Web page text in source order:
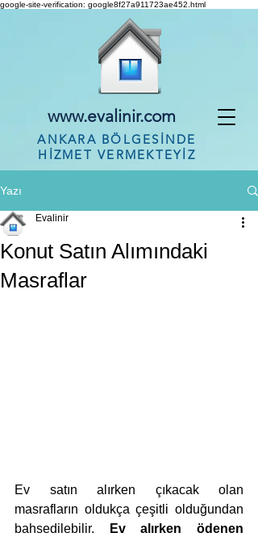
google-site-verification: google8f27a911723ae452.html
www.evalinir.com
ANKARA BÖLGESİNDE
HİZMET VERMEKTEYİZ
Yazı
Konut Satın Alımındaki
Masraflar
Evalinir
Ev satın alırken çıkacak olan
masrafların oldukça çeşitli olduğundan
bahsedilebilir.
Ev alırken ödenen